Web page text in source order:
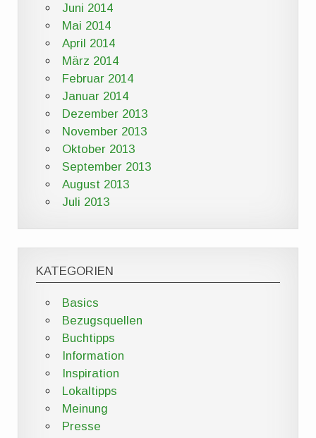
Juni 2014
Mai 2014
April 2014
März 2014
Februar 2014
Januar 2014
Dezember 2013
November 2013
Oktober 2013
September 2013
August 2013
Juli 2013
KATEGORIEN
Basics
Bezugsquellen
Buchtipps
Information
Inspiration
Lokaltipps
Meinung
Presse